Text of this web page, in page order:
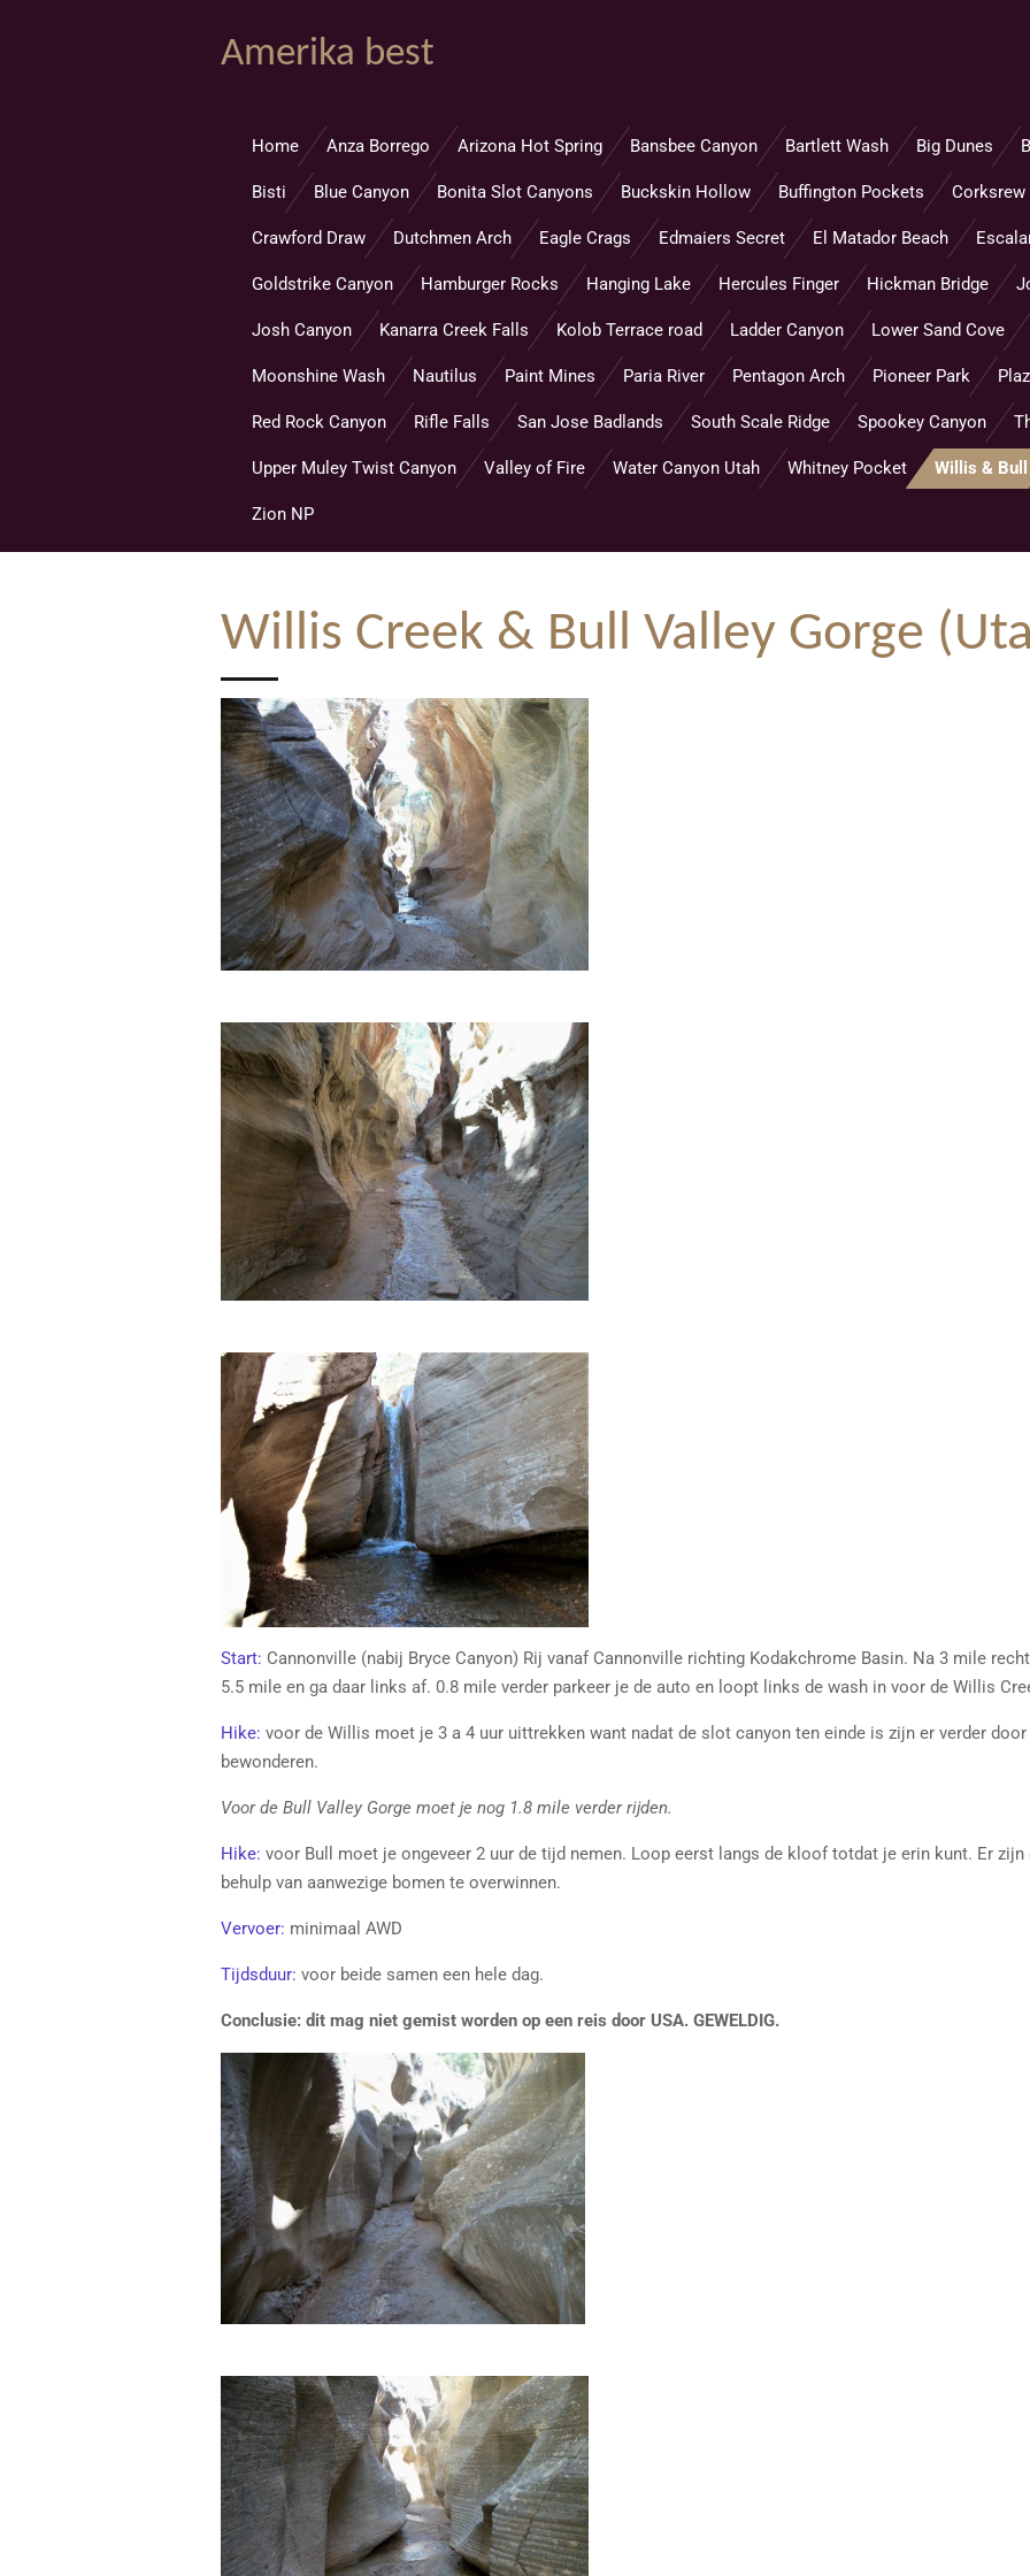
Amerika best
Home Anza Borrego Arizona Hot Spring Bansbee Canyon Bartlett Wash Big Dunes
Bisti Blue Canyon Bonita Slot Canyons Buckskin Hollow Buffington Pockets Corksrew
Crawford Draw Dutchmen Arch Eagle Crags Edmaiers Secret El Matador Beach
Goldstrike Canyon Hamburger Rocks Hanging Lake Hercules Finger Hickman Bridge
Josh Canyon Kanarra Creek Falls Kolob Terrace road Ladder Canyon Lower Sand Cove
Moonshine Wash Nautilus Paint Mines Paria River Pentagon Arch Pioneer Park
Red Rock Canyon Rifle Falls San Jose Badlands South Scale Ridge Spookey Canyon
Upper Muley Twist Canyon Valley of Fire Water Canyon Utah Whitney Pocket Willis & Bull
Zion NP
Willis Creek & Bull Valley Gorge
Start: Cannonville (nabij Bryce Canyon) Rij vanaf Cannonville richting Kodakchrome Basin. Na 3 mile
5.5 mile en ga daar links af. 0.8 mile verder parkeer je de auto en loopt links de wash in voor de Willis
Hike: voor de Willis moet je 3 a 4 uur uittrekken want nadat de slot canyon ten einde is zijn er verder
bewonderen.
Voor de Bull Valley Gorge moet je nog 1.8 mile verder rijden.
Hike: voor Bull moet je ongeveer 2 uur de tijd nemen. Loop eerst langs de kloof totdat je erin kunt. Er
behulp van aanwezige bomen te overwinnen.
Vervoer: minimaal AWD
Tijdsduur: voor beide samen een hele dag.
Conclusie: dit mag niet gemist worden op een reis door USA. GEWELDIG.